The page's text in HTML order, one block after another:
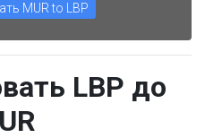
MUR to LBP
LBP до